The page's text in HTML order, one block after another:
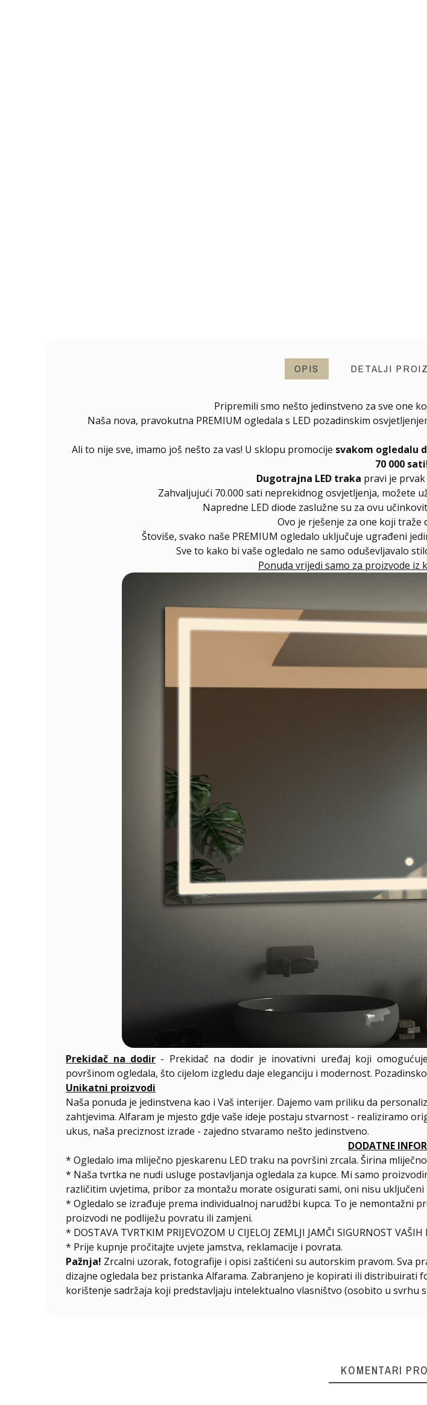
OPIS DETALJI
Pripremili smo nešto jedinstveno za sve one
Naša nova, pravokutna PREMIUM ogledala s LED pozadinskim
Ali to nije sve, imamo još nešto za vas! U sklopu promocije svakom ogledalu
70 000
Dugotrajna LED traka pravi je
Zahvaljujući 70.000 sati neprekidnog osvjetljenja, možete
Napredne LED diode zaslužne su za ovu
Ovo je rješenje za one koji
Štoviše, svako naše PREMIUM ogledalo uključuje ugrađeni
Sve to kako bi vaše ogledalo ne samo oduševljavalo
Ponuda vrijedi samo za proizvode iz
Prekidač na dodir - Prekidač na dodir je inovativni uređaj koji
površinom ogledala, što cijelom izgledu daje eleganciju i modernost.
Unikatni proizvodi
Naša ponuda je jedinstvena kao i Vaš interijer. Dajemo vam priliku da
zahtjevima. Alfaram je mjesto gdje vaše ideje postaju stvarnost - realiziramo
ukus, naša preciznost izrade - zajedno stvaramo nešto jedinstveno.
DODATNE
* Ogledalo ima mliječno pjeskarenu LED traku na površini zrcala. Širina
* Naša tvrtka ne nudi usluge postavljanja ogledala za kupce. Mi samo
različitim uvjetima, pribor za montažu morate osigurati sami, oni nisu uključeni
* Ogledalo se izrađuje prema individualnoj narudžbi kupca. To je nemontažni
proizvodi ne podliježu povratu ili zamjeni.
* DOSTAVA TVRTKIM PRIJEVOZOM U CIJELOJ ZEMLJI JAMČI SIGURNOST VAŠIH
* Prije kupnje pročitajte uvjete jamstva, reklamacije i povrata.
Pažnja! Zrcalni uzorak, fotografije i opisi zaštićeni su autorskim pravom. Sva
dizajne ogledala bez pristanka Alfarama. Zabranjeno je kopirati ili distribuirati
korištenje sadržaja koji predstavljaju intelektualno vlasništvo (osobito u svrhu
KOMENTARI